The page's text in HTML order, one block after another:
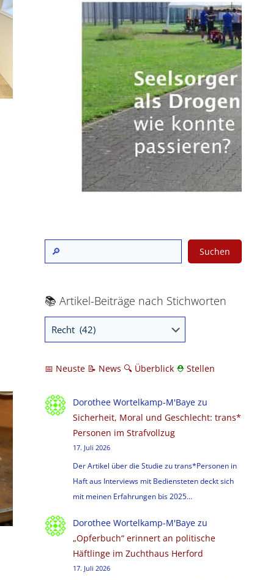
Suchen
📚 Artikel-Beiträge nach Stichworten
📅 Neuste 📝 News 🔍 Überblick ⛑ Stellen
Dorothee Wortelkamp-M'Bayezu
Sicherheit, Moral und Geschlecht: trans*
Personen im Strafvollzug
17. Juli 2026
Der Artikel über die Studie zu trans*Personen in
Haft aus Interviews mit Bediensteten deckt sich
mit meinen Erfahrungen bis 2025…
Dorothee Wortelkamp-M'Bayezu
„Opferbuch“ erinnert an politische
Häftlinge im Zuchthaus Herford
17. Juli 2026